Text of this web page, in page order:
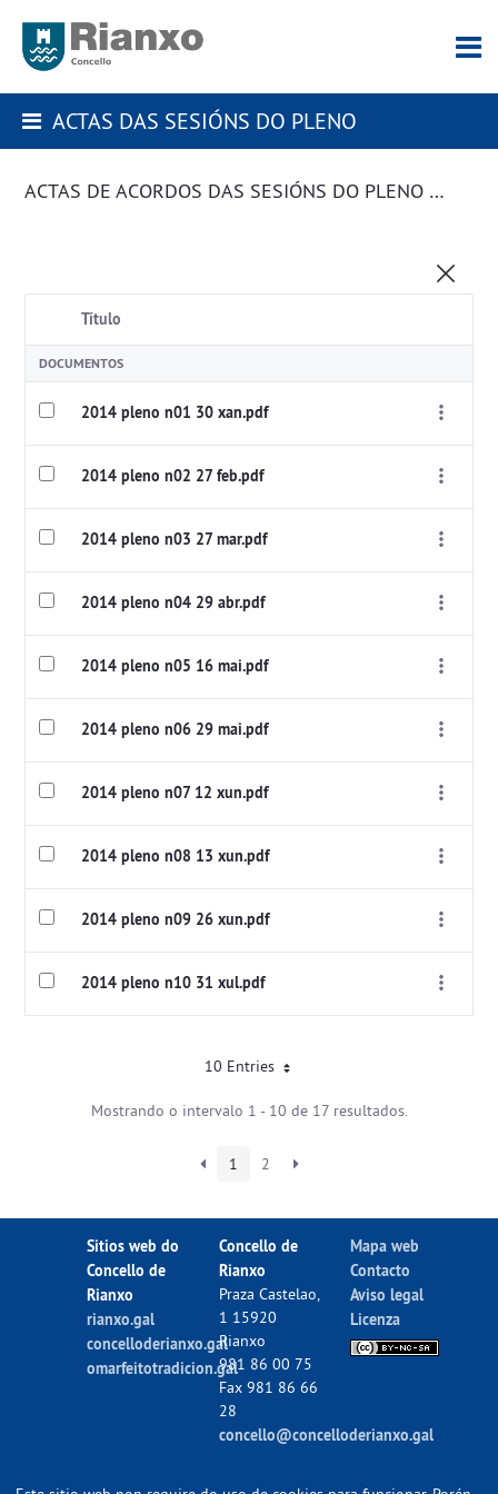
ACTAS DAS SESIÓNS DO PLENO
ACTAS DE ACORDOS DAS SESIÓNS DO PLENO DA CORPORACIÓN
Título
DOCUMENTOS
2014 pleno n01 30 xan.pdf
2014 pleno n02 27 feb.pdf
2014 pleno n03 27 mar.pdf
2014 pleno n04 29 abr.pdf
2014 pleno n05 16 mai.pdf
2014 pleno n06 29 mai.pdf
2014 pleno n07 12 xun.pdf
2014 pleno n08 13 xun.pdf
2014 pleno n09 26 xun.pdf
2014 pleno n10 31 xul.pdf
10 Entries
Mostrando o intervalo 1 - 10 de 17 resultados.
1 2
Sitios web do
Concello de
Rianxo
rianxo.gal
concelloderianxo.gal
omarfeitotradicion.gal
Concello de
Rianxo
Praza Castelao,
1 15920
Rianxo
981 86 00 75
Fax 981 86 66
28
concello@concelloderianxo.gal
Mapa web
Contacto
Aviso legal
Licenza